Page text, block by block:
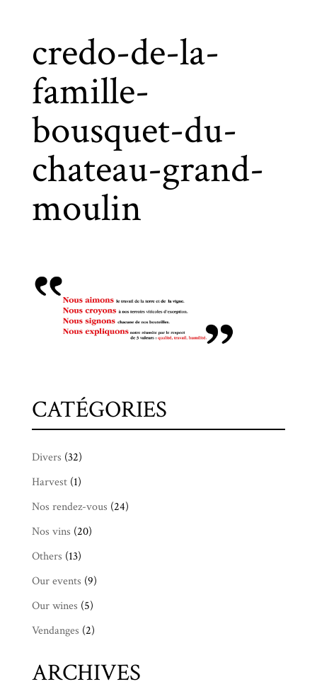
credo-de-la-
famille-
bousquet-du-
chateau-grand-
moulin
CATÉGORIES
Divers (32)
Harvest(1)
Nos rendez-vous (24)
Nos vins (20)
Others (13)
Our events (9)
Our wines (5)
Vendanges (2)
ARCHIVES